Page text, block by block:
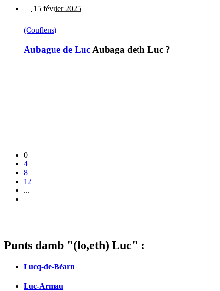
15 février 2025
(Couflens)
Aubague de Luc Aubaga deth Luc ?
0
4
8
12
...
Punts damb "(lo,eth) Luc" :
Lucq-de-Béarn
Luc-Armau